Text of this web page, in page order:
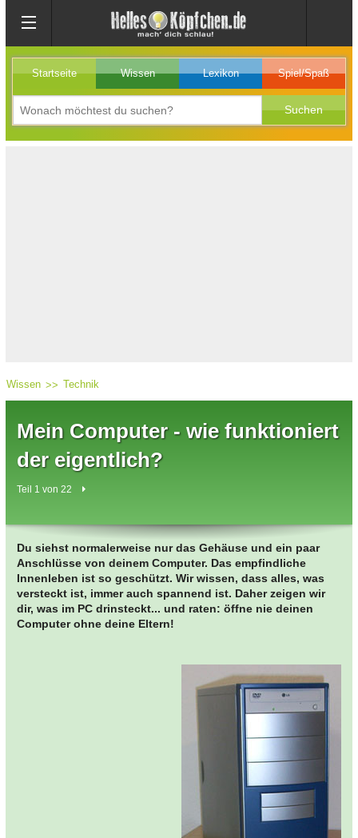
Startseite Wissen Lexikon Spiel/Spaß
Wissen Technik
Mein Computer - wie funktioniert
der eigentlich?
Teil 1 von 22
Du siehst normalerweise nur das Gehäuse und ein paar
Anschlüsse von deinem Computer. Das empfindliche
Innenleben ist so geschützt. Wir wissen, dass alles, was
versteckt ist, immer auch spannend ist. Daher zeigen wir
dir, was im PC drinsteckt... und raten: öffne nie deinen
Computer ohne deine Eltern!